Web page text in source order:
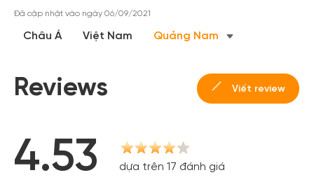
Đã cập nhật vào ngày 06/09/2021
Châu Á Việt Nam Quảng Nam
Reviews Viết review
4.53 dựa trên 17 đánh giá